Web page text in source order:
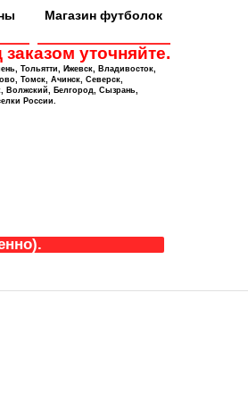
Магазин футболок
уточняйте.
Тольятти, Ижевск, Владивосток,
Томск, Ачинск, Северск,
Волжский, Белгород, Сызрань,
России.